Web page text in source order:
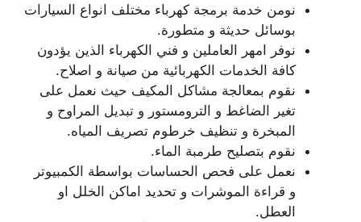
نومن خدمة برمجة كهرباء مختلف انواع السيارات
بوسائل حديثة و متطورة.
نوفر امهر العاملين و فني الكهرباء الذين يؤدون
كافة الخدمات الكهربائية من صيانة و اصلاح.
نقوم بمعالجة مشاكل المكيف حيث نعمل على
تغير الضاغط و الترومستور و تبديل المراوح و
المبخرة و تنظيف خرطوم تصريف المياه.
نقوم بتصليح طرمبة الماء.
نعمل على فحص الحساسات بواسطة الكمبيوتر
و قراءة الموشرات و تحديد اماكن الخلل او
العطل.